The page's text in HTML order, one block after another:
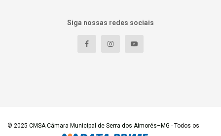
Siga nossas redes sociais
© 2025 CMSA Câmara Municipal de Serra dos Aimorés–MG - Todos os